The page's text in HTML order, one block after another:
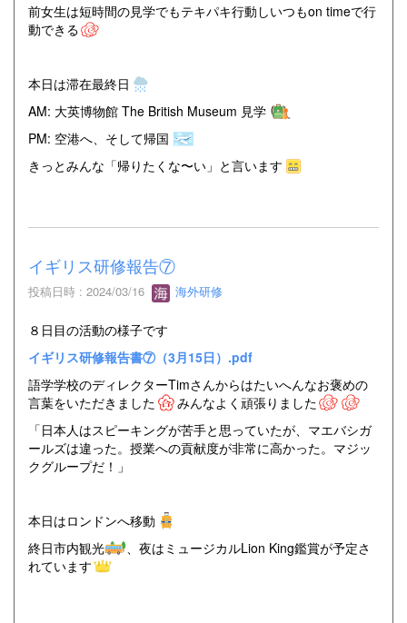
前女生は短時間の見学でもテキパキ行動しいつもon timeで行
動できる
本日は滞在最終日
AM: 大英博物館 The British Museum 見学
PM: 空港へ、そして帰国
きっとみんな「帰りたくな〜い」と言います
イギリス研修報告⑦
投稿日時 : 2024/03/16 海外研修
８日目の活動の様子です
イギリス研修報告書⑦（3月15日）.pdf
語学学校のディレクターTimさんからはたいへんなお褒めの
言葉をいただきました
みんなよく頑張りました
「日本人はスピーキングが苦手と思っていたが、マエバシガ
ールズは違った。授業への貢献度が非常に高かった。マジッ
クグループだ！」
本日はロンドンへ移動
終日市内観光
、夜はミュージカルLion King鑑賞が予定さ
れています